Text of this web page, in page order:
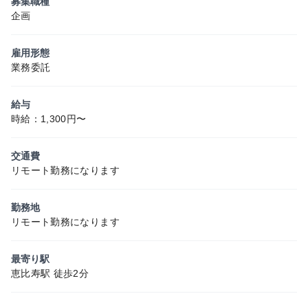
企画
雇用形態
業務委託
給与
時給：1,300円〜
交通費
リモート勤務になります
勤務地
リモート勤務になります
最寄り駅
恵比寿駅 徒歩2分